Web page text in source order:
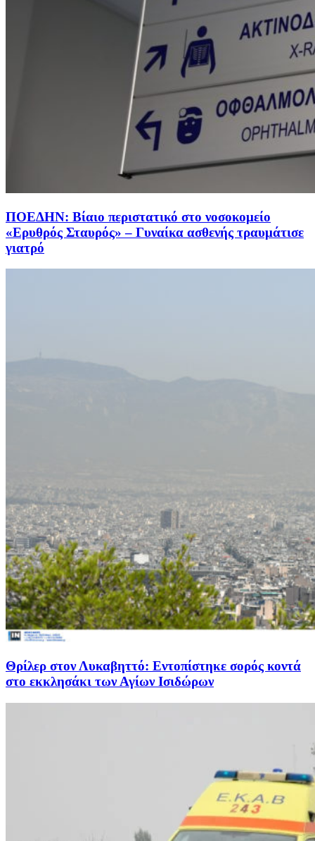
ΠΟΕΔΗΝ: Βίαιο περιστατικό στο νοσοκομείο
«Ερυθρός Σταυρός» – Γυναίκα ασθενής τραυμάτισε
γιατρό
Θρίλερ στον Λυκαβηττό: Εντοπίστηκε σορός κοντά
στο εκκλησάκι των Αγίων Ισιδώρων